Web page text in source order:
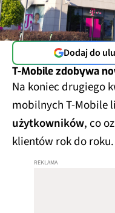
Dodaj do
T-Mobile zdobywa
Na koniec drugiego
mobilnych T-Mobile
użytkowników, co
klientów rok do roku.